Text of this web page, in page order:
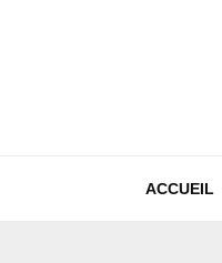
ACCUEIL